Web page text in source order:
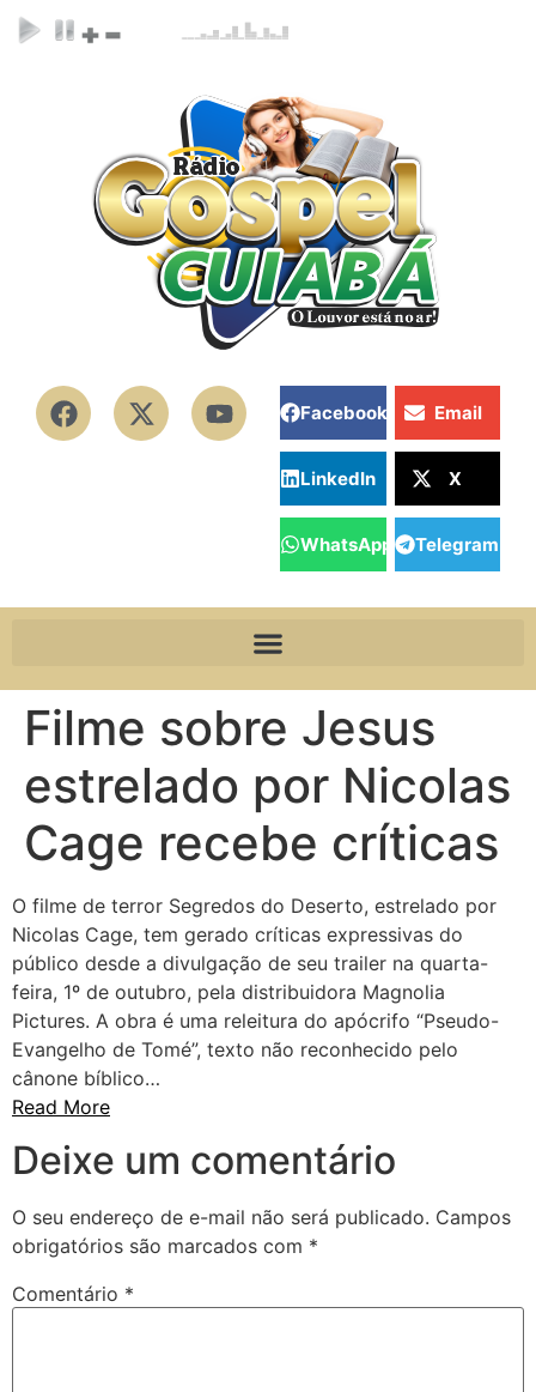
Facebook Email
LinkedIn X
WhatsApp Telegram
Filme sobre Jesus
estrelado por Nicolas
Cage recebe críticas
O filme de terror Segredos do Deserto, estrelado por
Nicolas Cage, tem gerado críticas expressivas do
público desde a divulgação de seu trailer na quarta-
feira, 1º de outubro, pela distribuidora Magnolia
Pictures. A obra é uma releitura do apócrifo “Pseudo-
Evangelho de Tomé”, texto não reconhecido pelo
cânone bíblico…
Read More
Deixe um comentário
O seu endereço de e-mail não será publicado. Campos
obrigatórios são marcados com *
Comentário *